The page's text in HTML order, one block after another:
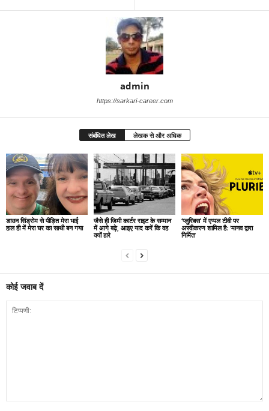
admin
https://sarkari-career.com
संबंधित लेख लेखक से और अधिक
डाउन सिंड्रोम से पीड़ित मेरा भाई
हाल ही में मेरा घर का साथी बन गया
जैसे ही जिमी कार्टर राइट के सम्मान
में आगे बढ़े, आइए याद करें कि वह
क्यों हारे
‘प्लुरिबस’ में एप्पल टीवी पर
अस्वीकरण शामिल है: ‘मानव द्वारा
निर्मित’
कोई जवाब दें